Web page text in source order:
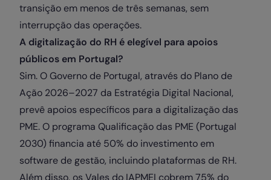
transição em menos de três semanas, sem
interrupção das operações.
A digitalização do RH é elegível para apoios
públicos em Portugal?
Sim. O Governo de Portugal, através do Plano de
Ação 2026–2027 da Estratégia Digital Nacional,
prevê apoios específicos para a digitalização das
PME. O programa Qualificação das PME (Portugal
2030) financia até 50% do investimento em
software de gestão, incluindo plataformas de RH.
Além disso, os Vales do IAPMEI cobrem 75% do